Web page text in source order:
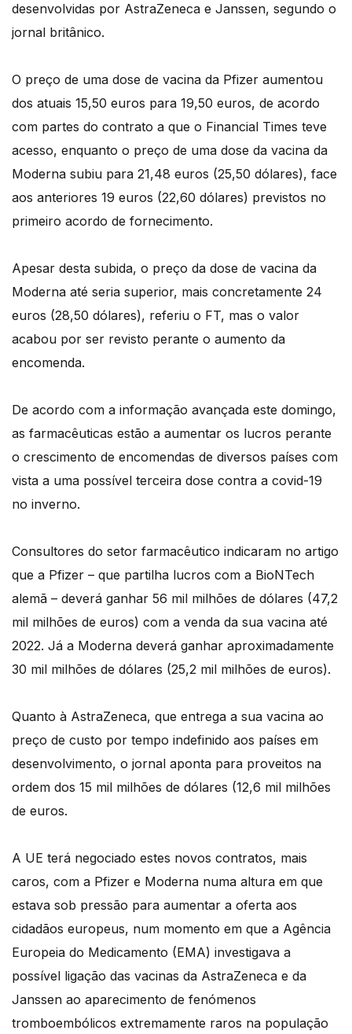
desenvolvidas por AstraZeneca e Janssen, segundo o
jornal britânico.
O preço de uma dose de vacina da Pfizer aumentou
dos atuais 15,50 euros para 19,50 euros, de acordo
com partes do contrato a que o Financial Times teve
acesso, enquanto o preço de uma dose da vacina da
Moderna subiu para 21,48 euros (25,50 dólares), face
aos anteriores 19 euros (22,60 dólares) previstos no
primeiro acordo de fornecimento.
Apesar desta subida, o preço da dose de vacina da
Moderna até seria superior, mais concretamente 24
euros (28,50 dólares), referiu o FT, mas o valor
acabou por ser revisto perante o aumento da
encomenda.
De acordo com a informação avançada este domingo,
as farmacêuticas estão a aumentar os lucros perante
o crescimento de encomendas de diversos países com
vista a uma possível terceira dose contra a covid-19
no inverno.
Consultores do setor farmacêutico indicaram no artigo
que a Pfizer – que partilha lucros com a BioNTech
alemã – deverá ganhar 56 mil milhões de dólares (47,2
mil milhões de euros) com a venda da sua vacina até
2022. Já a Moderna deverá ganhar aproximadamente
30 mil milhões de dólares (25,2 mil milhões de euros).
Quanto à AstraZeneca, que entrega a sua vacina ao
preço de custo por tempo indefinido aos países em
desenvolvimento, o jornal aponta para proveitos na
ordem dos 15 mil milhões de dólares (12,6 mil milhões
de euros.
A UE terá negociado estes novos contratos, mais
caros, com a Pfizer e Moderna numa altura em que
estava sob pressão para aumentar a oferta aos
cidadãos europeus, num momento em que a Agência
Europeia do Medicamento (EMA) investigava a
possível ligação das vacinas da AstraZeneca e da
Janssen ao aparecimento de fenómenos
tromboembólicos extremamente raros na população